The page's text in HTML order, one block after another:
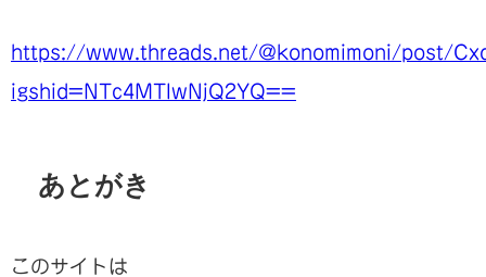
https://www.threads.net/@konomimoni/post/
igshid=NTc4MTIwNjQ2YQ==
あとがき
このサイトは